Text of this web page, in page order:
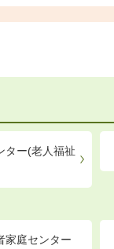
ター(老人福祉
家庭センター